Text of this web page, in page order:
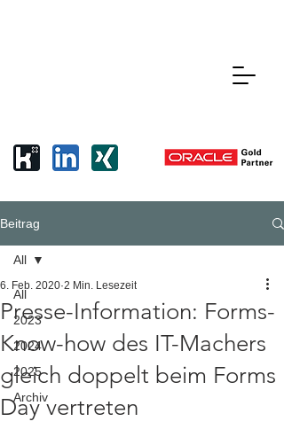
Beitrag
All
2023
2024
2025
Archiv
All
Presse-Information: Forms-
Know-how des IT-Machers
gleich doppelt beim Forms
Day vertreten
6. Feb. 2020 2 Min. Lesezeit